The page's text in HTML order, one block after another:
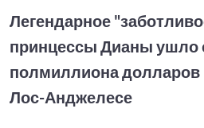
Легендарное
принцессы Дианы ушло
полмиллиона долларов
Лос-Анджелесе